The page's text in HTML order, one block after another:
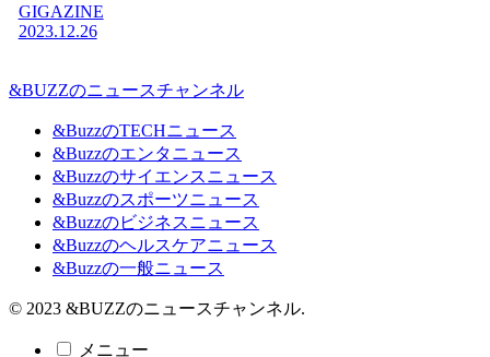
GIGAZINE
2023.12.26
&BUZZのニュースチャンネル
&BuzzのTECHニュース
&Buzzのエンタニュース
&Buzzのサイエンスニュース
&Buzzのスポーツニュース
&Buzzのビジネスニュース
&Buzzのヘルスケアニュース
&Buzzの一般ニュース
© 2023 &BUZZのニュースチャンネル.
メニュー